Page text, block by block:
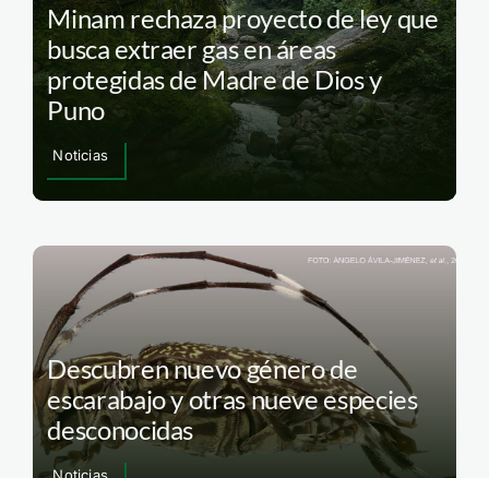
Minam rechaza proyecto de ley que
busca extraer gas en áreas
protegidas de Madre de Dios y
Puno
Noticias
Descubren nuevo género de
escarabajo y otras nueve especies
desconocidas